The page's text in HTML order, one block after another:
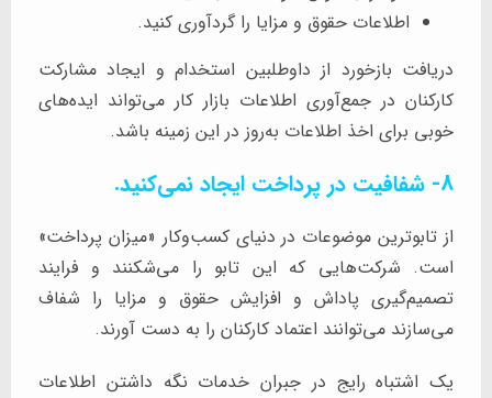
اطلاعات حقوق و مزایا را گردآوری کنید.
دریافت بازخورد از داوطلبین استخدام و ایجاد مشارکت
کارکنان در جمع‌آوری اطلاعات بازار کار می‌تواند ایده‌های
خوبی برای اخذ اطلاعات به‌روز در این زمینه باشد.
8- شفافیت در پرداخت ایجاد نمی‌کنید.
از تابوترین موضوعات در دنیای کسب‌وکار «میزان پرداخت»
است. شرکت‌هایی که این تابو را می‌شکنند و فرایند
تصمیم‌گیری پاداش و افزایش حقوق و مزایا را شفاف
می‌سازند می‌توانند اعتماد کارکنان را به دست آورند.
یک اشتباه رایج در جبران خدمات نگه داشتن اطلاعات